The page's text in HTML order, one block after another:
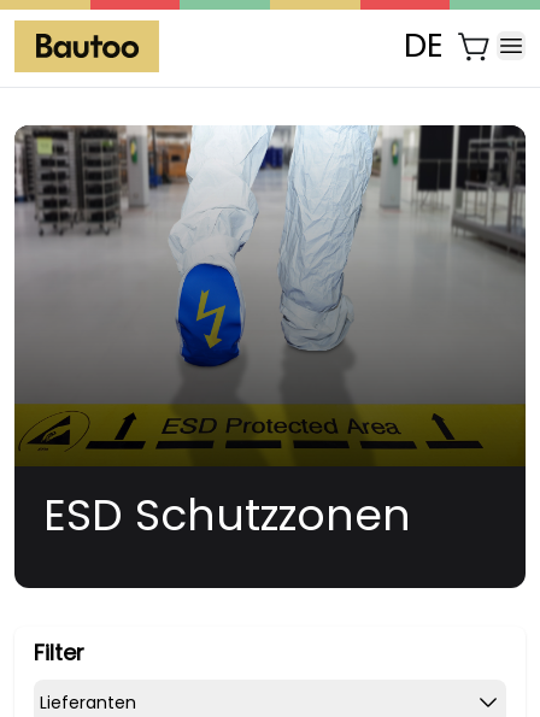
DE
ESD Schutzzonen
Filter
Lieferanten